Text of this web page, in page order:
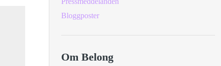
Bloggposter
Om Belong